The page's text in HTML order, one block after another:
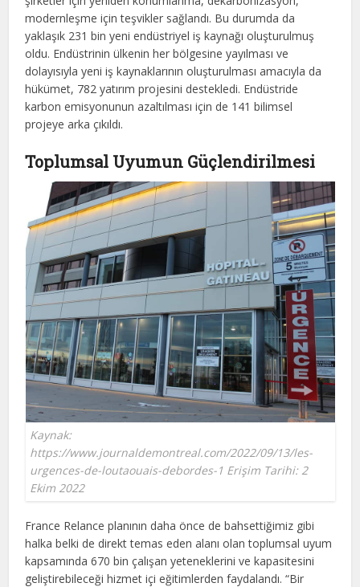
modernleşme için teşvikler sağlandı. Bu durumda da
yaklaşık 231 bin yeni endüstriyel iş kaynağı oluşturulmuş
oldu. Endüstrinin ülkenin her bölgesine yayılması ve
dolayısıyla yeni iş kaynaklarının oluşturulması amacıyla da
hükümet, 782 yatırım projesini destekledi. Endüstride
karbon emisyonunun azaltılması için de 141 bilimsel
projeye arka çıkıldı.
Toplumsal Uyumun Güçlendirilmesi
Kaynak:
https://www.journaldemontreal.com/2022/09/13/les-
urgences-de-loutaouais-debordes-1 Erişim Tarihi: 2
Ekim 2022
France Relance planının daha önce de bahsettiğimiz gibi
halka belki de direkt temas eden alanı olan toplumsal uyum
kapsamında 670 bin çalışan yeteneklerini ve kapasitesini
geliştirebileceği hizmet içi eğitimlerden faydalandı. “Bir